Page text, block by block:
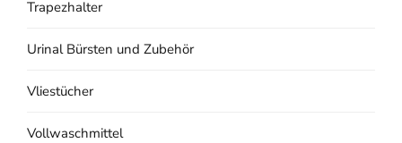
Trapezhalter
Urinal Bürsten und Zubehör
Vliestücher
Vollwaschmittel